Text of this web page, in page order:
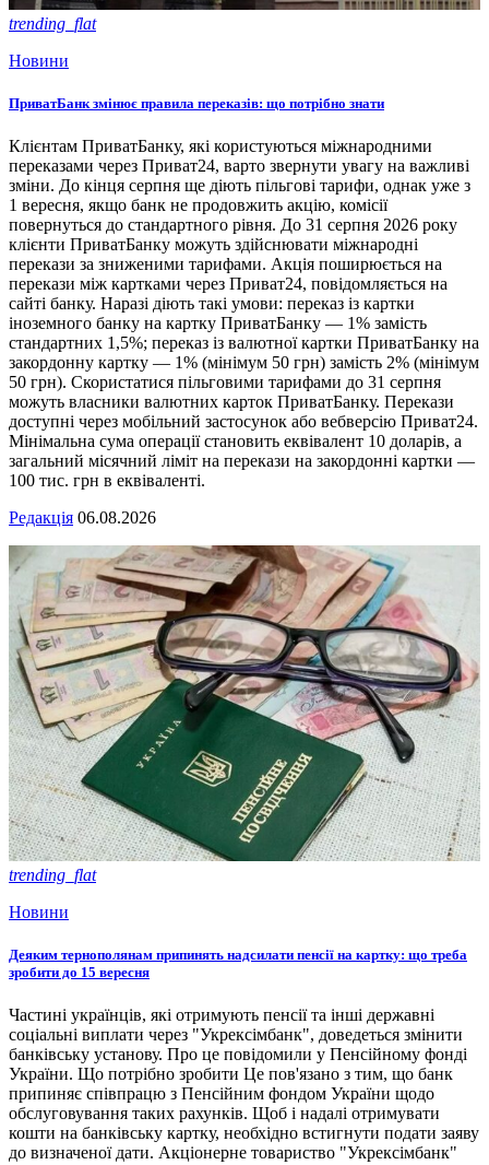
trending_flat
Новини
ПриватБанк змінює правила переказів: що потрібно знати
Клієнтам ПриватБанку, які користуються міжнародними
переказами через Приват24, варто звернути увагу на важливі
зміни. До кінця серпня ще діють пільгові тарифи, однак уже з
1 вересня, якщо банк не продовжить акцію, комісії
повернуться до стандартного рівня. До 31 серпня 2026 року
клієнти ПриватБанку можуть здійснювати міжнародні
перекази за зниженими тарифами. Акція поширюється на
перекази між картками через Приват24, повідомляється на
сайті банку. Наразі діють такі умови: переказ із картки
іноземного банку на картку ПриватБанку — 1% замість
стандартних 1,5%; переказ із валютної картки ПриватБанку на
закордонну картку — 1% (мінімум 50 грн) замість 2% (мінімум
50 грн). Скористатися пільговими тарифами до 31 серпня
можуть власники валютних карток ПриватБанку. Перекази
доступні через мобільний застосунок або вебверсію Приват24.
Мінімальна сума операції становить еквівалент 10 доларів, а
загальний місячний ліміт на перекази на закордонні картки —
100 тис. грн в еквіваленті.
Редакція 06.08.2026
trending_flat
Новини
Деяким тернополянам припинять надсилати пенсії на картку: що треба
зробити до 15 вересня
Частині українців, які отримують пенсії та інші державні
соціальні виплати через "Укрексімбанк", доведеться змінити
банківську установу. Про це повідомили у Пенсійному фонді
України. Що потрібно зробити Це пов'язано з тим, що банк
припиняє співпрацю з Пенсійним фондом України щодо
обслуговування таких рахунків. Щоб і надалі отримувати
кошти на банківську картку, необхідно встигнути подати заяву
до визначеної дати. Акціонерне товариство "Укрексімбанк"